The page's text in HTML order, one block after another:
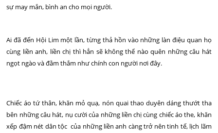
sự may mắn, bình an cho mọi người.
Ai đã đến Hội Lim một lần, từng thả hồn vào những làn điệu quan họ
cùng liền anh, liền chị thì hẳn sẽ không thể nào quên những câu hát
ngọt ngào và đằm thắm như chính con người nơi đây.
Chiếc áo tứ thân, khăn mỏ quạ, nón quai thao duyên dáng thướt tha
bên những câu hát, nụ cười của những liền chị cùng chiếc áo the, khăn
xếp đậm nét dân tộc của những liền anh càng trở nên tinh tế, lịch lãm